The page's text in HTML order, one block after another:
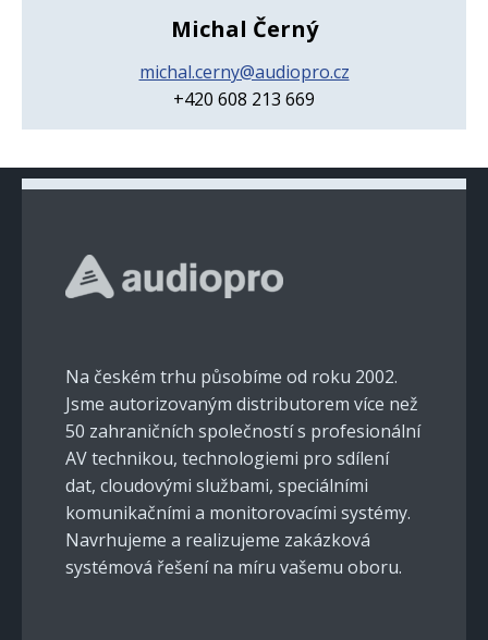
Michal Černý
michal.cerny@audiopro.cz
+420 608 213 669
Na českém trhu působíme od roku 2002.
Jsme autorizovaným distributorem více než
50 zahraničních společností s profesionální
AV technikou, technologiemi pro sdílení
dat, cloudovými službami, speciálními
komunikačními a monitorovacími systémy.
Navrhujeme a realizujeme zakázková
systémová řešení na míru vašemu oboru.